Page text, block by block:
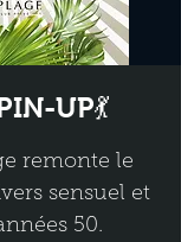
UP💃
remonte le
sensuel et
50.